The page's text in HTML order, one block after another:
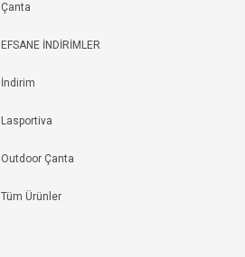
Çanta
EFSANE İNDİRİMLER
İndirim
Lasportiva
Outdoor Çanta
Tüm Ürünler